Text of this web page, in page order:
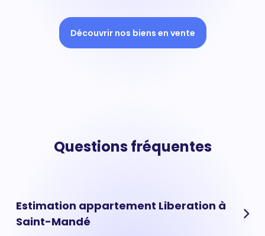
Découvrir nos biens en vente
Questions fréquentes
Estimation appartement Liberation à
Saint-Mandé